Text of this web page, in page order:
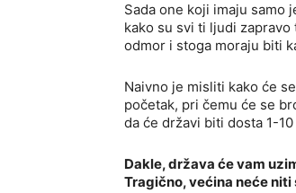
Sada one koji imaju
kako su svi ti ljudi
odmor i stoga moraju biti
Naivno je misliti kako će
početak, pri čemu će se
da će državi biti dosta 1-
Dakle, država će vam
Tragično, većina neće